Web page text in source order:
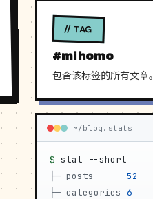
// TAG
#mihomo
包含该标签的所有文章。
~/blog.stats
$ stat --short
├─ posts
52
├─ categories 6